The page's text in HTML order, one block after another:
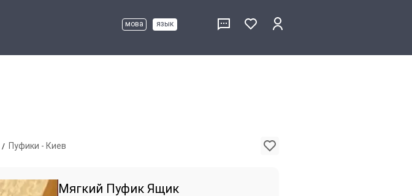
мова язык
Пуфики - Киев
Мягкий Пуфик Ящик